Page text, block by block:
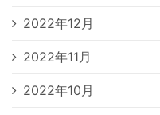
2022年12月
2022年11月
2022年10月